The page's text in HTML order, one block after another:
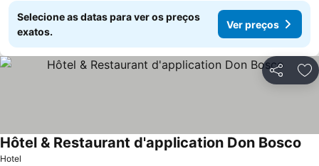
Selecione as datas para ver os preços
exatos.
Ver preços
Partilhar
Hotel
Hôtel & Restaurant d'application Don Bosco